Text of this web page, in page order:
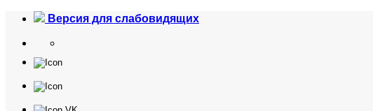
Skip
content
Версия для слабовидящих